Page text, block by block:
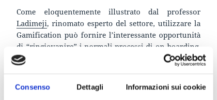
Consenso Dettagli Informazioni sui cookie
Come eloquentemente illustrato dal professor
Ladimeji, rinomato esperto del settore, utilizzare la
Gamification può fornire l’interessante opportunità
di “ringiovanire” i normali processi di on-boarding,
rendendoli più coinvolgenti e consentendo così ai
nuovi assunti di adattarsi alla loro realtà lavorativa
richiesti per raggiungere il proprio potenziale